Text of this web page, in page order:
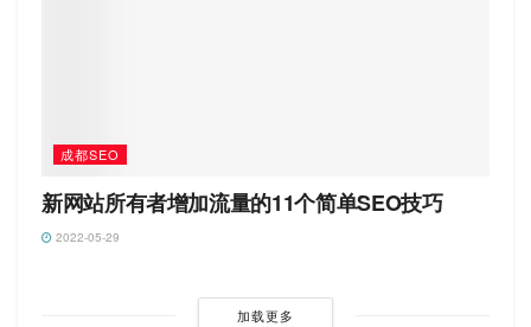
成都SEO
新网站所有者增加流量的11个简单SEO技巧
2022-05-29
加载更多